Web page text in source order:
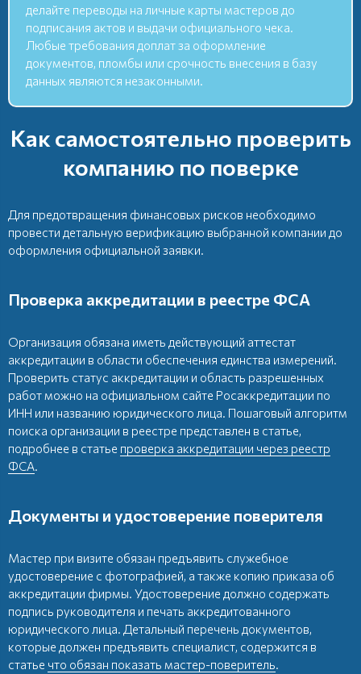
делайте переводы на личные карты мастеров до
подписания актов и выдачи официального чека.
Любые требования доплат за оформление
документов, пломбы или срочность внесения в базу
данных являются незаконными.
Как самостоятельно проверить
компанию по поверке
Для предотвращения финансовых рисков необходимо
провести детальную верификацию выбранной компании до
оформления официальной заявки.
Проверка аккредитации в реестре ФСА
Организация обязана иметь действующий аттестат
аккредитации в области обеспечения единства измерений.
Проверить статус аккредитации и область разрешенных
работ можно на официальном сайте Росаккредитации по
ИНН или названию юридического лица. Пошаговый алгоритм
поиска организации в реестре представлен в статье,
подробнее в статье проверка аккредитации через реестр
ФСА.
Документы и удостоверение поверителя
Мастер при визите обязан предъявить служебное
удостоверение с фотографией, а также копию приказа об
аккредитации фирмы. Удостоверение должно содержать
подпись руководителя и печать аккредитованного
юридического лица. Детальный перечень документов,
которые должен предъявить специалист, содержится в
статье что обязан показать мастер-поверитель.